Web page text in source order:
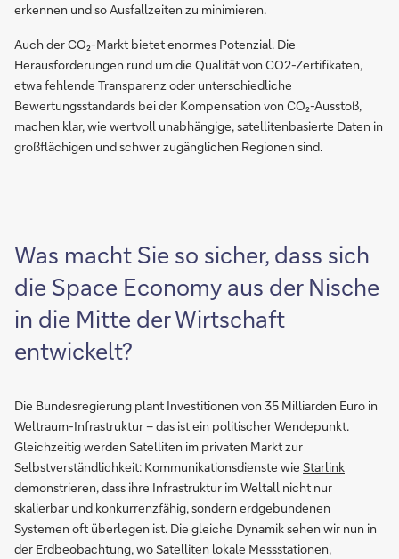
erkennen und so Ausfallzeiten zu minimieren.
Auch der CO₂-Markt bietet enormes Potenzial. Die
Herausforderungen rund um die Qualität von CO2-Zertifikaten,
etwa fehlende Transparenz oder unterschiedliche
Bewertungsstandards bei der Kompensation von CO₂-Ausstoß,
machen klar, wie wertvoll unabhängige, satellitenbasierte Daten in
großflächigen und schwer zugänglichen Regionen sind.
Was macht Sie so sicher, dass sich
die Space Economy aus der Nische
in die Mitte der Wirtschaft
entwickelt?
Die Bundesregierung plant Investitionen von 35 Milliarden Euro in
Weltraum-Infrastruktur – das ist ein politischer Wendepunkt.
Gleichzeitig werden Satelliten im privaten Markt zur
Selbstverständlichkeit: Kommunikationsdienste wie Starlink
demonstrieren, dass ihre Infrastruktur im Weltall nicht nur
skalierbar und konkurrenzfähig, sondern erdgebundenen
Systemen oft überlegen ist. Die gleiche Dynamik sehen wir nun in
der Erdbeobachtung, wo Satelliten lokale Messstationen,